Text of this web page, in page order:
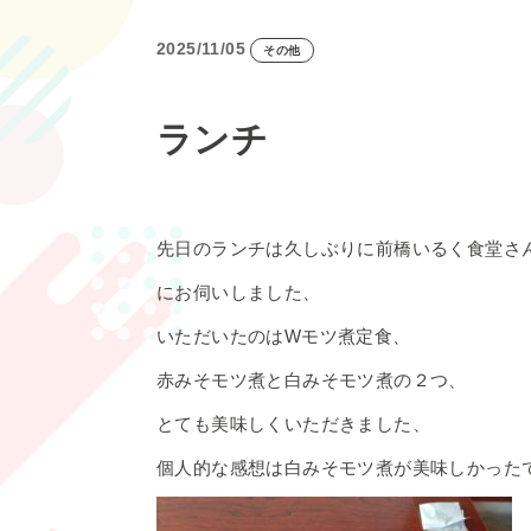
2025/11/05 その他
ランチ
先日のランチは久しぶりに前橋いるく食堂さ
にお伺いしました、
いただいたのはWモツ煮定食、
赤みそモツ煮と白みそモツ煮の２つ、
とても美味しくいただきました、
個人的な感想は白みそモツ煮が美味しかった